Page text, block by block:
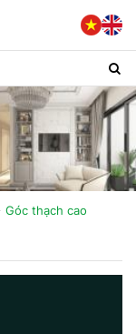
Góc thạch cao